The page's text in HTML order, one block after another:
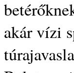
akár vízi